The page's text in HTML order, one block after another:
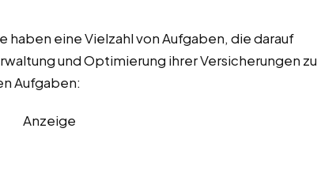
eine Vielzahl von Aufgaben, die darauf
und Optimierung ihrer Versicherungen zu
Aufgaben:
Anzeige